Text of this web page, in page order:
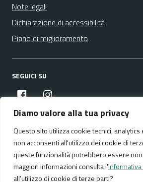
Diamo valore alla tua privacy
Questo sito utilizza cookie tecnici, analytics
non acconsenti all'utilizzo dei cookie di
queste funzionalità potrebbero essere
maggiori informazioni consulta l'
all'utilizzo di cookie di terze parti?
Note legali
Dichiarazione di accessibilità
Piano di miglioramento
SEGUICI SU
facebookinstagram
Media policy Mappa del sito